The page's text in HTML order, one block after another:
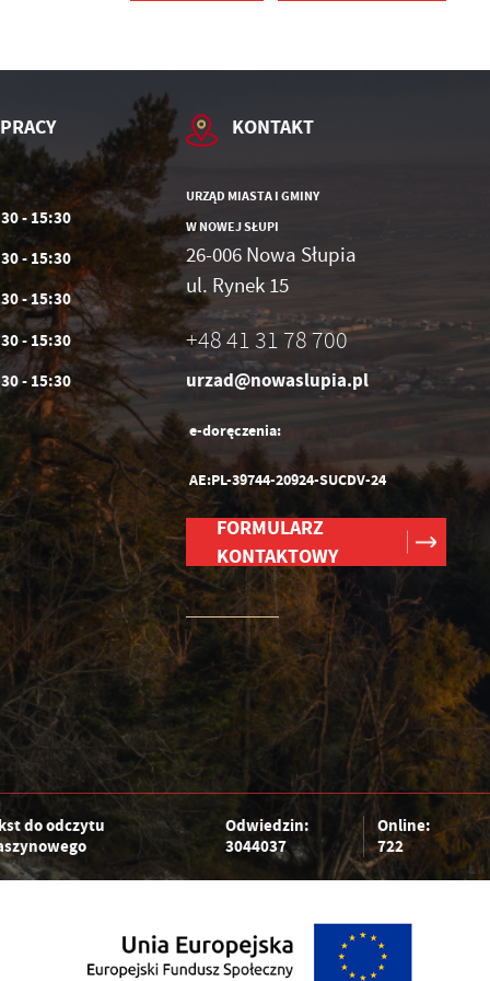
- 15:30
- 15:30
- 15:30
- 15:30
- 15:30
KONTAKT
URZĄD MIASTA I GMINY
W NOWEJ SŁUPI
26-006 Nowa Słupia
ul. Rynek 15
+48 41 31 78 700
urzad@nowaslupia.pl
e-doręczenia:
AE:PL-39744-20924-SUCDV-24
FORMULARZ
KONTAKTOWY
do odczytu
Odwiedzin:
3044037
Online:
722